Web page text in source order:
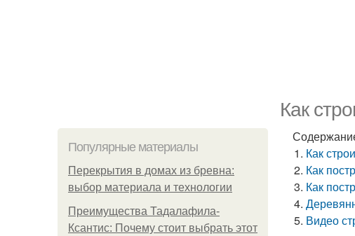
Как
Популярные материалы
Перекрытия в домах из бревна:
выбор материала и технологии
Преимущества Тадалафила-
Ксантис: Почему стоит выбрать этот
Как
Как
Как
Видео